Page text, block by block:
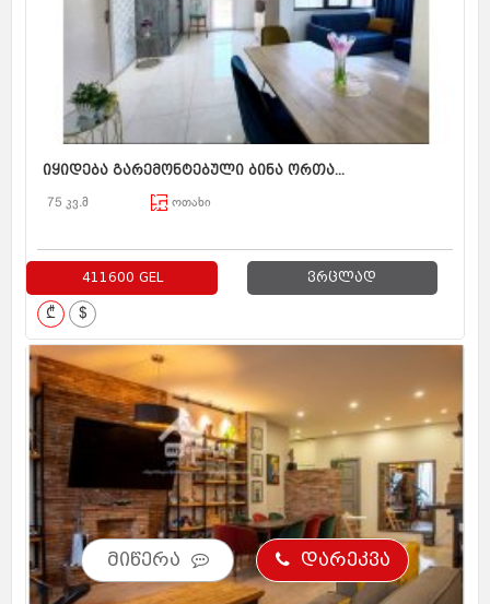
იყიდება გარემონტებული ბინა ორთა...
75 კვ.მ ოთახი
411600 GEL ვრცლად
₾ $
მიწერა დარეკვა